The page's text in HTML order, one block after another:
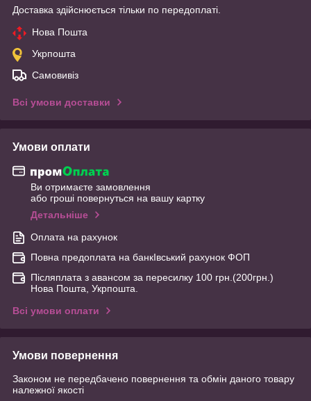
Доставка здійснюється тільки по передоплаті.
Нова Пошта
Укрпошта
Самовивіз
Всі умови доставки
Умови оплати
Ви отримаєте замовлення
або гроші повернуться на вашу картку
Детальніше
Оплата на рахунок
Повна предоплата на банкІвський рахунок ФОП
Післяплата з авансом за пересилку 100 грн.(200грн.)
Нова Пошта, Укрпошта.
Всі умови оплати
Умови повернення
Законом не передбачено повернення та обмін даного товару
належної якості